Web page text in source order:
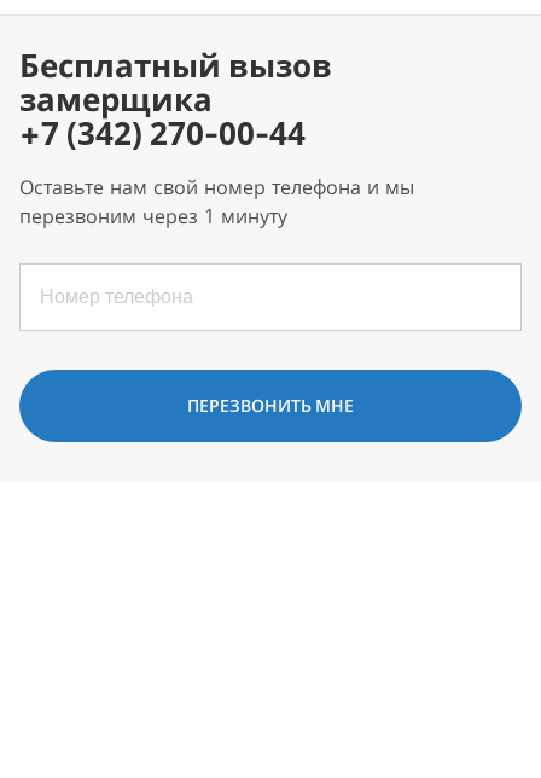
Бесплатный вызов
замерщика
+7 (342) 270-00-44
Оставьте нам свой номер телефона и мы
перезвоним через 1 минуту
ПЕРЕЗВОНИТЬ МНЕ